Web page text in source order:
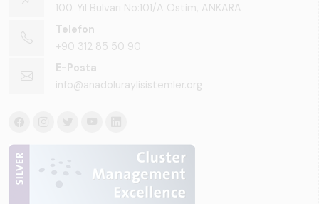
100. Yıl Bulvarı No:101/A Ostim, ANKARA
Telefon
+90 312 85 50 90
E-Posta
info@anadoluraylisistemler.org